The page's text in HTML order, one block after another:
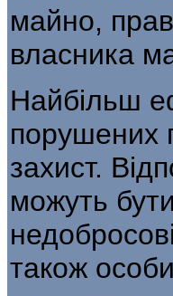
майно,
власника
Найбільш
пору­шених
захист.
можуть
також